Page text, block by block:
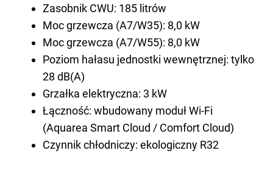
Zasobnik CWU: 185 litrów
Moc grzewcza (A7/W35): 8,0 kW
Moc grzewcza (A7/W55): 8,0 kW
Poziom hałasu jednostki wewnętrznej: tylko
28 dB(A)
Grzałka elektryczna: 3 kW
Łączność: wbudowany moduł Wi-Fi
(Aquarea Smart Cloud / Comfort Cloud)
Czynnik chłodniczy: ekologiczny R32